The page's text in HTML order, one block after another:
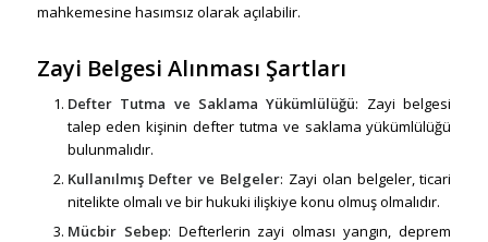
mahkemesine hasımsız olarak açılabilir.
Zayi Belgesi Alınması Şartları
Defter Tutma ve Saklama Yükümlülüğü: Zayi belgesi
talep eden kişinin defter tutma ve saklama yükümlülüğü
bulunmalıdır.
Kullanılmış Defter ve Belgeler: Zayi olan belgeler, ticari
nitelikte olmalı ve bir hukuki ilişkiye konu olmuş olmalıdır.
Mücbir Sebep: Defterlerin zayi olması yangın, deprem